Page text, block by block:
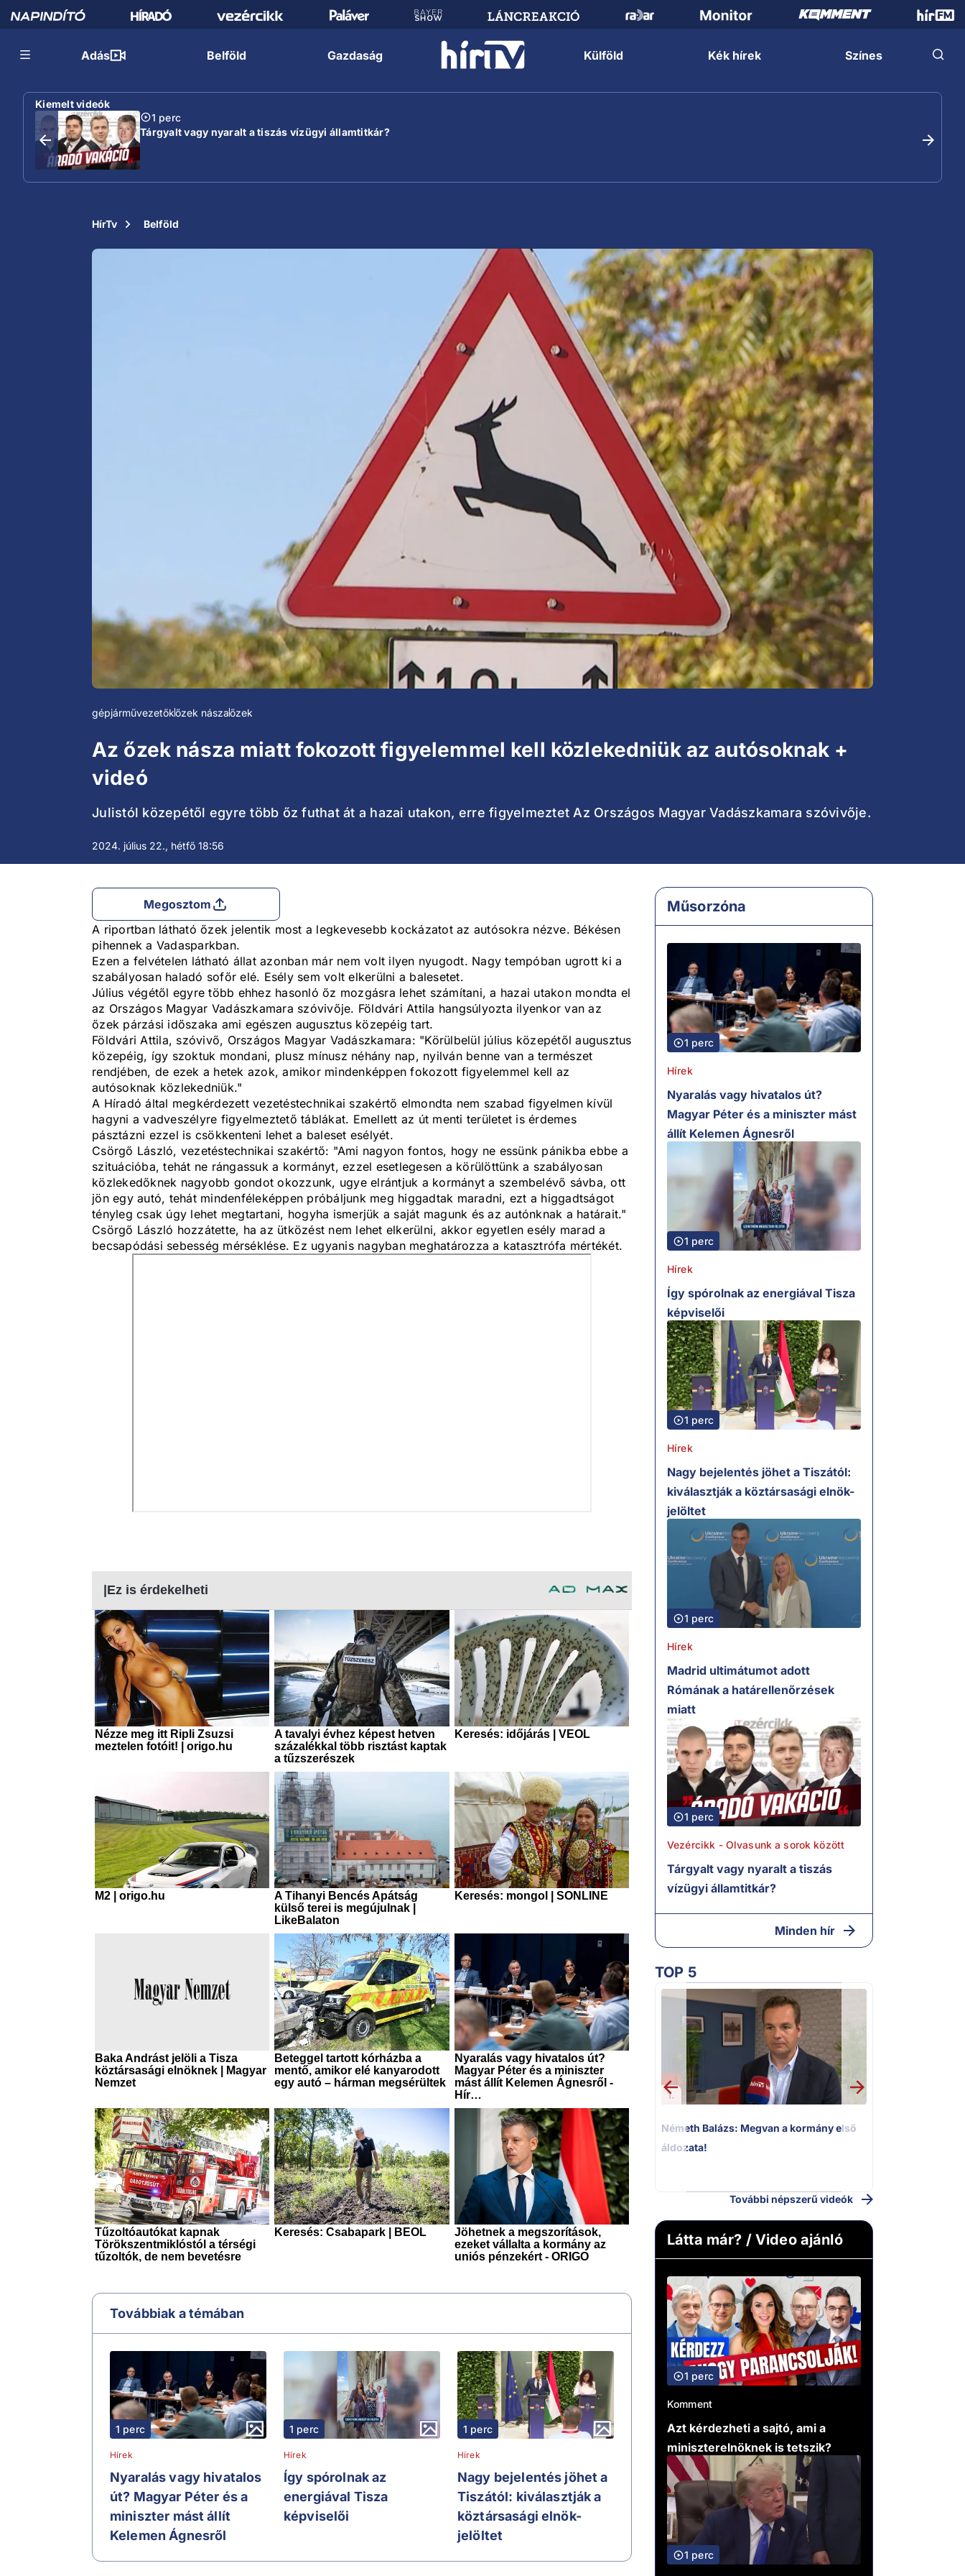
Adás Belföld Gazdaság Külföld Kék hírek Színes
Kiemelt videók
1 perc
Tárgyalt vagy nyaralt a tiszás vízügyi államtitkár?
HírTv Belföld
gépjárművezetőkőzek nászaőzek
Az őzek násza miatt fokozott figyelemmel kell közlekedniük az autósoknak +
videó
Julistól közepétől egyre több őz futhat át a hazai utakon, erre figyelmeztet Az Országos Magyar Vadászkamara szóvivője.
2024. július 22., hétfő 18:56
Megosztom
A riportban látható őzek jelentik most a legkevesebb kockázatot az autósokra nézve. Békésen
pihennek a Vadasparkban.
Ezen a felvételen látható állat azonban már nem volt ilyen nyugodt. Nagy tempóban ugrott ki a
szabályosan haladó sofőr elé. Esély sem volt elkerülni a balesetet.
Július végétől egyre több ehhez hasonló őz mozgásra lehet számítani, a hazai utakon mondta el
az Országos Magyar Vadászkamara szóvivője. Földvári Attila hangsúlyozta ilyenkor van az
őzek párzási időszaka ami egészen augusztus közepéig tart.
Földvári Attila, szóvivő, Országos Magyar Vadászkamara: "Körülbelül július közepétől augusztus
közepéig, így szoktuk mondani, plusz mínusz néhány nap, nyilván benne van a természet
rendjében, de ezek a hetek azok, amikor mindenképpen fokozott figyelemmel kell az
autósoknak közlekedniük."
A Híradó által megkérdezett vezetéstechnikai szakértő elmondta nem szabad figyelmen kívül
hagyni a vadveszélyre figyelmeztető táblákat. Emellett az út menti területet is érdemes
pásztázni ezzel is csökkenteni lehet a baleset esélyét.
Csörgő László, vezetéstechnikai szakértő: "Ami nagyon fontos, hogy ne essünk pánikba ebbe a
szituációba, tehát ne rángassuk a kormányt, ezzel esetlegesen a körülöttünk a szabályosan
közlekedőknek nagyobb gondot okozzunk, ugye elrántjuk a kormányt a szembelévő sávba, ott
jön egy autó, tehát mindenféleképpen próbáljunk meg higgadtak maradni, ezt a higgadtságot
tényleg csak úgy lehet megtartani, hogyha ismerjük a saját magunk és az autónknak a határait."
Csörgő László hozzátette, ha az ütközést nem lehet elkerülni, akkor egyetlen esély marad a
becsapódási sebesség mérséklése. Ez ugyanis nagyban meghatározza a katasztrófa mértékét.
Továbbiak a témában
1 perc
Hírek
Nyaralás vagy hivatalos
út? Magyar Péter és a
miniszter mást állít
Kelemen Ágnesről
1 perc
Hírek
Így spórolnak az
energiával Tisza
képviselői
1 perc
Hírek
Nagy bejelentés jöhet a
Tiszától: kiválasztják a
köztársasági elnök-
jelöltet
Műsorzóna
1 perc
Hírek
Nyaralás vagy hivatalos út?
Magyar Péter és a miniszter mást
állít Kelemen Ágnesről
1 perc
Hírek
Így spórolnak az energiával Tisza
képviselői
1 perc
Hírek
Nagy bejelentés jöhet a Tiszától:
kiválasztják a köztársasági elnök-
jelöltet
1 perc
Hírek
Madrid ultimátumot adott
Rómának a határellenőrzések
miatt
1 perc
Vezércikk - Olvasunk a sorok között
Tárgyalt vagy nyaralt a tiszás
vízügyi államtitkár?
Minden hír
TOP 5
1.
Németh Balázs: Megvan a kormány első
áldozata!
További népszerű videók
Látta már? / Video ajánló
1 perc
Komment
Azt kérdezheti a sajtó, ami a
miniszterelnöknek is tetszik?
1 perc